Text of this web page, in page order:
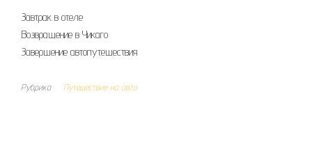
Завтрак в отеле
Возвращение в Чикаго
Завершение автопутешествия
Рубрика Путешествие на авто